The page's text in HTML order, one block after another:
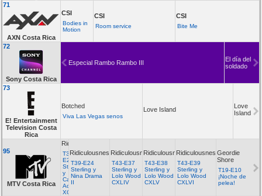
71
AXN Costa Rica
CSI
Bodies in
Motion
CSI
Room service
CSI
Bite Me
72
Sony Costa Rica
Especial Rambo Rambo III
El día del
soldado
73
E! Entertainment
Television Costa
Rica
Botched
Viva Las Vegas senos
Love Island
Love
Island
95
MTV Costa Rica
Ridiculousness
T39-
E23
Sterling
y
Carly
Aquilino
XC
Ridiculousness
T39-E24
Sterling y
Nina Drama
II
Ridiculousness
T43-E37
Sterling y
Lolo Wood
CXLIV
Ridiculousness
T43-E38
Sterling y
Lolo Wood
CXLV
Ridiculousness
T43-E39
Sterling y
Lolo Wood
CXLVI
Geordie
Shore
T19-E10
¡Noche de
pelea!